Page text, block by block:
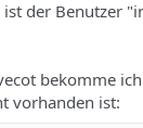
der Benutzer
bekomme ich
vorhanden ist: